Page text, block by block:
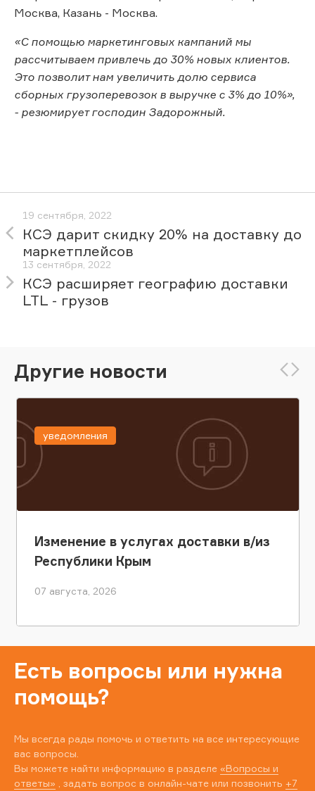
Москва, Казань - Москва.
«С помощью маркетинговых кампаний мы
рассчитываем привлечь до 30% новых клиентов.
Это позволит нам увеличить долю сервиса
сборных грузоперевозок в выручке с 3% до 10%»,
- резюмирует господин Задорожный.
19 сентября, 2022
КСЭ дарит скидку 20% на доставку до
маркетплейсов
13 сентября, 2022
КСЭ расширяет географию доставки
LTL - грузов
Другие новости
Изменение в услугах доставки в/из
Республики Крым
07 августа, 2026
уведомления
Есть вопросы или нужна
помощь?
Мы всегда рады помочь и ответить на все интересующие
вас вопросы.
Вы можете найти информацию в разделе «Вопросы и
ответы» , задать вопрос в онлайн-чате или позвонить +7